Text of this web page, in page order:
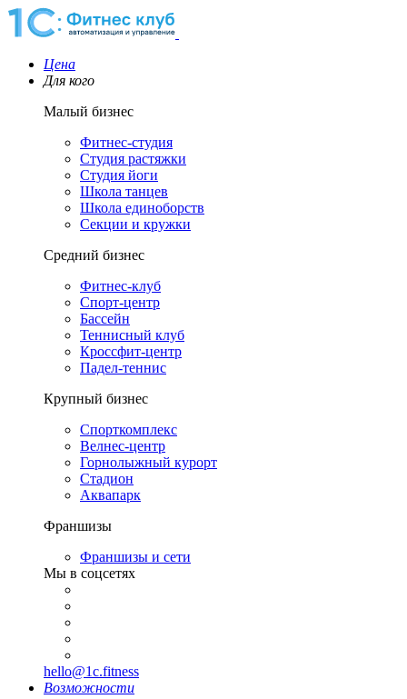
Цена
Для кого
Малый бизнес
Фитнес-студия
Студия растяжки
Студия йоги
Школа танцев
Школа единоборств
Секции и кружки
Средний бизнес
Фитнес-клуб
Спорт-центр
Бассейн
Теннисный клуб
Кроссфит-центр
Падел-теннис
Крупный бизнес
Спорткомплекс
Велнес-центр
Горнолыжный курорт
Стадион
Аквапарк
Франшизы
Франшизы и сети
Мы в соцсетях
hello@1c.fitness
Возможности